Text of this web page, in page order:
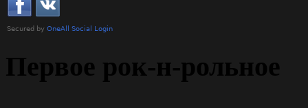
Первое рок-н-рольное